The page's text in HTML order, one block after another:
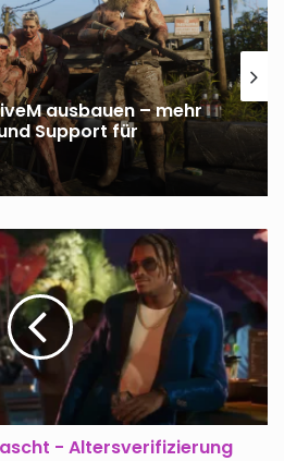
ausbauen – mehr
Support für
- Altersverifizierung